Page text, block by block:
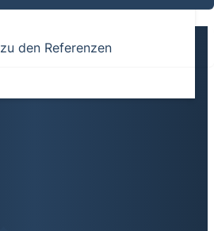
zu den Referenzen